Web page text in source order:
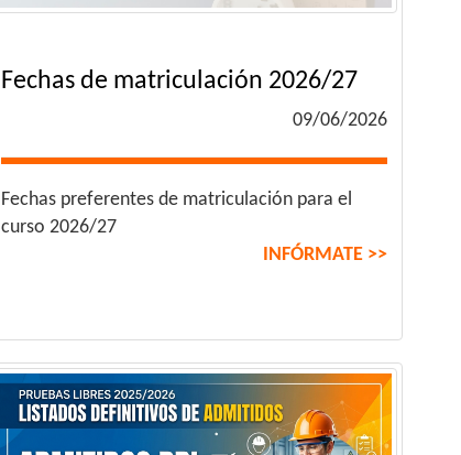
Fechas de matriculación 2026/27
09/06/2026
Fechas preferentes de matriculación para el
curso 2026/27
INFÓRMATE >>